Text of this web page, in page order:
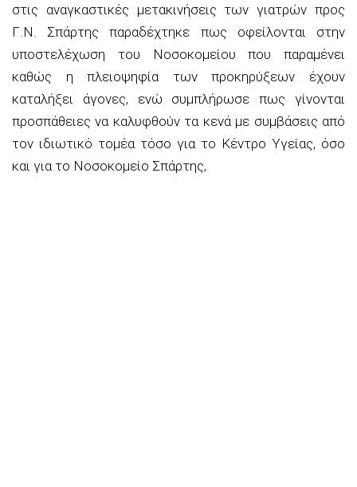
στις αναγκαστικές μετακινήσεις των γιατρών προς
Γ.Ν. Σπάρτης παραδέχτηκε πως οφείλονται στην
υποστελέχωση του Νοσοκομείου που παραμένει
καθώς η πλειοψηφία των προκηρύξεων έχουν
καταλήξει άγονες, ενώ συμπλήρωσε πως γίνονται
προσπάθειες να καλυφθούν τα κενά με συμβάσεις από
τον ιδιωτικό τομέα τόσο για το Κέντρο Υγείας, όσο
και για το Νοσοκομείο Σπάρτης,